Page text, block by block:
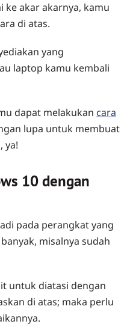
akar akarnya, kamu
di atas.
yang
laptop kamu kembali
dapat melakukan cara
lupa untuk membuat
ya!
10 dengan
pada perangkat yang
misalnya sudah
untuk diatasi dengan
di atas; maka perlu